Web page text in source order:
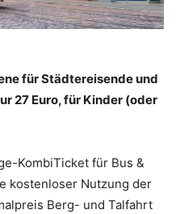
für Städtereisende und
27 Euro, für Kinder (oder
KombiTicket für Bus &
kostenloser Nutzung der
Berg- und Talfahrt